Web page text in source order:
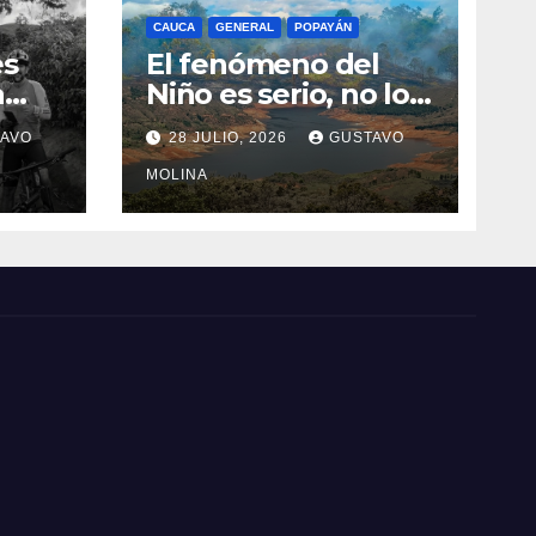
el
CAUCA GENERAL POPAYÁN
El fenómeno del
Niño es serio, no lo
tome a juego
28 JULIO, 2026 GUSTAVO
MOLINA